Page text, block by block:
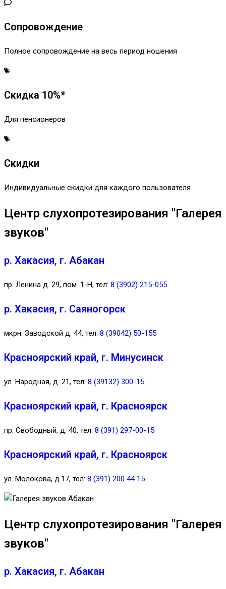
Сопровождение
Полное сопровождение на весь период ношения
Скидка 10%*
Для пенсионеров
Скидки
Индивидуальные скидки для каждого пользователя
Центр слухопротезирования "Галерея
звуков"
р. Хакасия, г. Абакан
пр. Ленина д. 29, пом. 1-Н, тел: 8 (3902) 215-055
р. Хакасия, г. Саяногорск
мкрн. Заводской д. 44, тел: 8 (39042) 50-155
Красноярский край, г. Минусинск
ул. Народная, д. 21, тел: 8 (39132) 300-15
Красноярский край, г. Красноярск
пр. Свободный, д. 40, тел: 8 (391) 297-00-15
Красноярский край, г. Красноярск
ул. Молокова, д.17, тел: 8 (391) 200 44 15
Центр слухопротезирования "Галерея
звуков"
р. Хакасия, г. Абакан